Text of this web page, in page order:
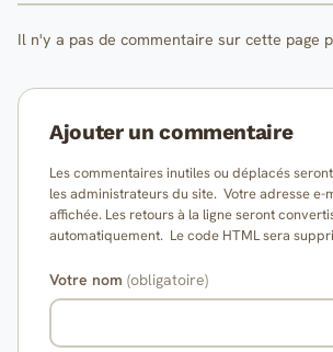
Il n'y a pas de commentaire sur cette page
Ajouter un commentaire
Les commentaires inutiles ou déplacés
les administrateurs du site. Votre adresse e-
affichée. Les retours à la ligne seront
automatiquement. Le code HTML sera
Votre nom (obligatoire)